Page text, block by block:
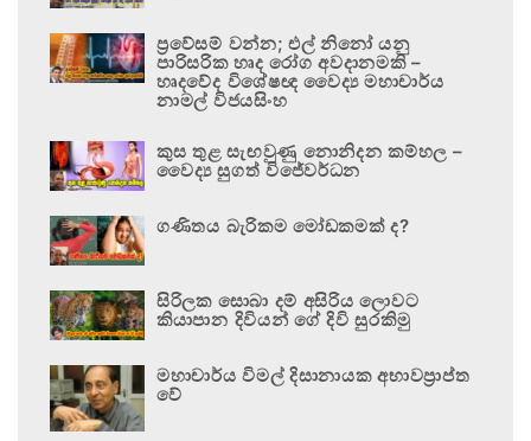
ප්‍රවේසම් වන්න; එල් නිනෝ යනු
පාරිසරික හෘද රෝග අවදානමකි –
හෘදවේද විශේෂඥ වෛද්‍ය මහාචාර්ය
නාමල් විජයසිංහ
කුස තුළ සැඟවුණු නොනිදන කම්හල –
වෛද්‍ය සුගත් විජේවර්ධන
ගණිතය බැරිකම මෝඩකමක් ද?
සිරිලක සොබා දම් අසිරිය ලොවට
කියාපාන දිවියන් ගේ දිවි සුරකිමු
මහාචාර්ය විමල් දිසානායක අභාවප්‍රාප්ත
වේ